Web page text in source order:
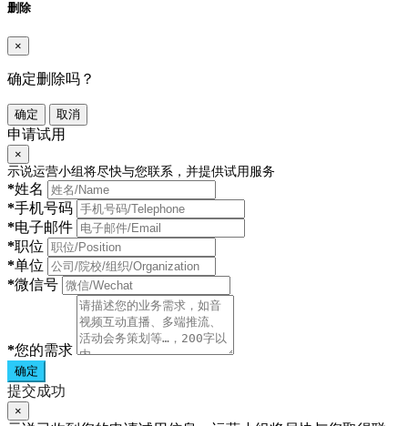
删除
×
确定删除吗？
确定 取消
申请试用
×
示说运营小组将尽快与您联系，并提供试用服务
*姓名
*手机号码
*电子邮件
*职位
*单位
*微信号
*您的需求
确定
提交成功
×